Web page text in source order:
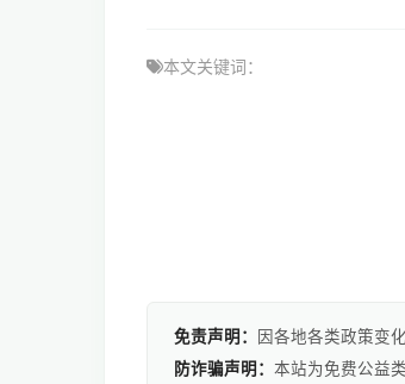
本文关键词：
免责声明：
因各地各类政策变
防诈骗声明： 本站为免费公益